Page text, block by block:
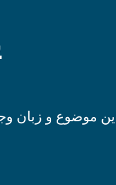
موضوع و زبان